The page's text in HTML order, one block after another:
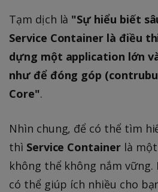
Tạm dịch là "Sự hiểu biết
Service Container là điều
dựng một application lớn
như để đóng góp
Core".
Nhìn chung, để có thể tìm
thì Service Containerlà một
không thể không nắm vững.
có thể giúp ích nhiều cho